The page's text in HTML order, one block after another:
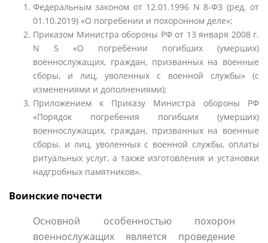
Федеральным законом от 12.01.1996 N 8-ФЗ (ред. от
01.10.2019) «О погребении и похоронном деле»;
Приказом Министра обороны РФ от 13 января 2008 г.
N 5 «О погребении погибших (умерших)
военнослужащих, граждан, призванных на военные
сборы, и лиц, уволенных с военной службы» (с
изменениями и дополнениями);
Приложением к Приказу Министра обороны РФ
«Порядок погребения погибших (умерших)
военнослужащих, граждан, призванных на военные
сборы, и лиц, уволенных с военной службы, оплаты
ритуальных услуг, а также изготовления и установки
надгробных памятников».
Воинские почести
Основной особенностью похорон
военнослужащих является проведение